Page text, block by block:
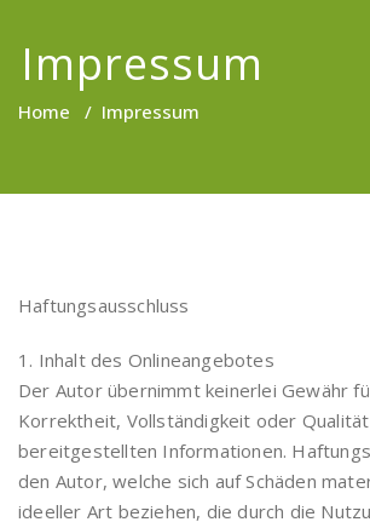
Impressum
Home / Impressum
Haftungsausschluss
1. Inhalt des Onlineangebotes
Der Autor übernimmt keinerlei Gewähr
Korrektheit, Vollständigkeit oder
bereitgestellten Informationen.
den Autor, welche sich auf Schäden
ideeller Art beziehen, die durch die